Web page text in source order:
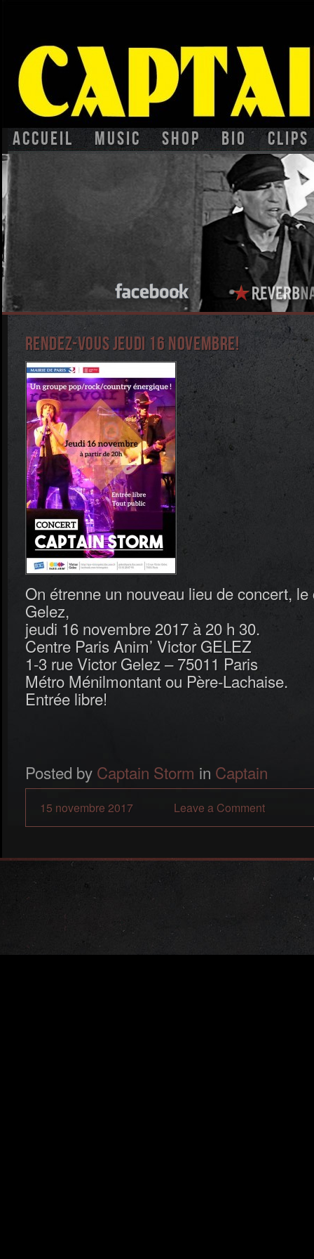
Accueil Music Shop BIO
Rendez-vous jeudi 16 novembre!
On étrenne un nouveau lieu de concert, le
Gelez,
jeudi 16 novembre 2017 à 20 h 30.
Centre Paris Anim’ Victor GELEZ
1-3 rue Victor Gelez – 75011 Paris
Métro Ménilmontant ou Père-Lachaise.
Entrée libre!
Posted by Captain Storm in Captain
15 novembre 2017 Leave a Comment